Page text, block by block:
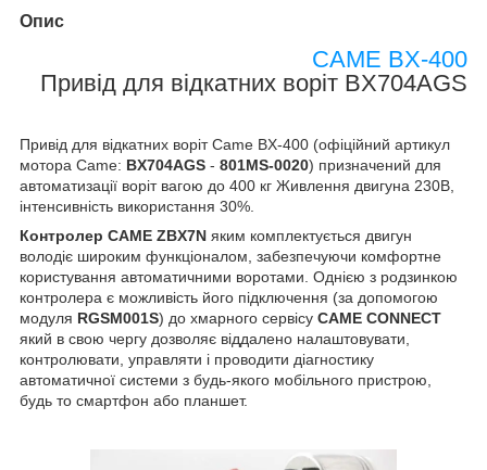
Опис
CAME BX-400
Привід для відкатних воріт BX704AGS
Привід для відкатних воріт Came BX-400 (офіційний артикул
мотора Came: BX704AGS - 801MS-0020) призначений для
автоматизації воріт вагою до 400 кг Живлення двигуна 230В,
інтенсивність використання 30%.
Контролер CAME ZBX7N яким комплектується двигун
володіє широким функціоналом, забезпечуючи комфортне
користування автоматичними воротами. Однією з родзинкою
контролера є можливість його підключення (за допомогою
модуля RGSM001S) до хмарного сервісу CAME CONNECT
який в свою чергу дозволяє віддалено налаштовувати,
контролювати, управляти і проводити діагностику
автоматичної системи з будь-якого мобільного пристрою,
будь то смартфон або планшет.